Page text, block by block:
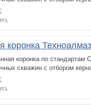
коронка
коронка по
скважин с отбором